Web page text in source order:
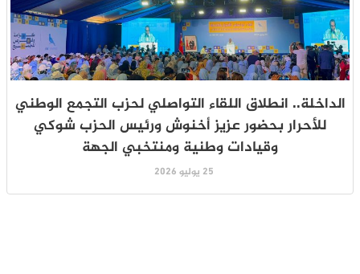
الداخلة.. انطلاق اللقاء التواصلي لحزب التجمع الوطني
للأحرار بحضور عزيز أخنوش ورئيس الحزب شوكي
وقيادات وطنية ومنتخبي الجهة
25 يوليو 2026